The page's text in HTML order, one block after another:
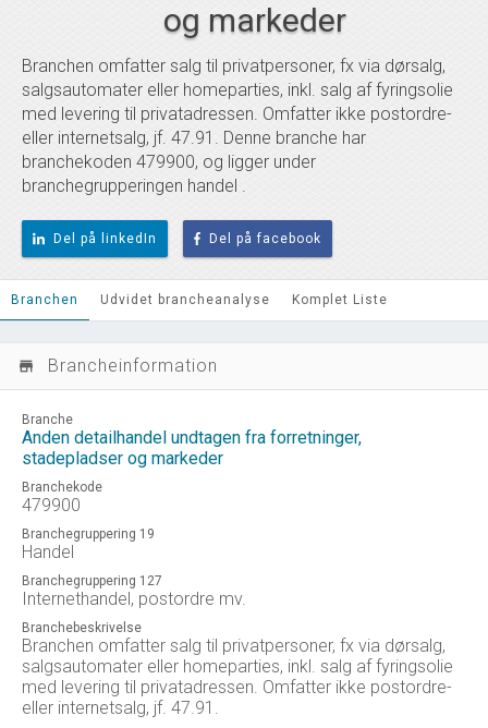
og markeder
Branchen omfatter salg til privatpersoner, fx via dørsalg,
salgsautomater eller homeparties, inkl. salg af fyringsolie
med levering til privatadressen. Omfatter ikke postordre-
eller internetsalg, jf. 47.91. Denne branche har
branchekoden 479900, og ligger under
branchegrupperingen handel .
Del på linkedIn Del på facebook
Branchen Udvidet brancheanalyse Komplet Liste
store_mall_directory Brancheinformation
Branche
Anden detailhandel undtagen fra forretninger,
stadepladser og markeder
Branchekode
479900
Branchegruppering 19
Handel
Branchegruppering 127
Internethandel, postordre mv.
Branchebeskrivelse
Branchen omfatter salg til privatpersoner, fx via dørsalg,
salgsautomater eller homeparties, inkl. salg af fyringsolie
med levering til privatadressen. Omfatter ikke postordre-
eller internetsalg, jf. 47.91.